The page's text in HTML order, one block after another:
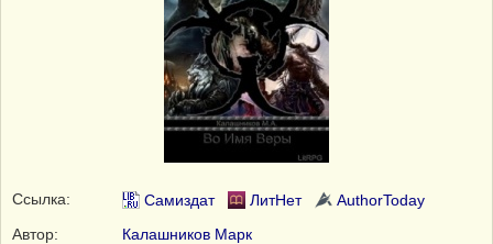
Ссылка: Самиздат ЛитНет
AuthorToday
Автор:
Калашников Марк